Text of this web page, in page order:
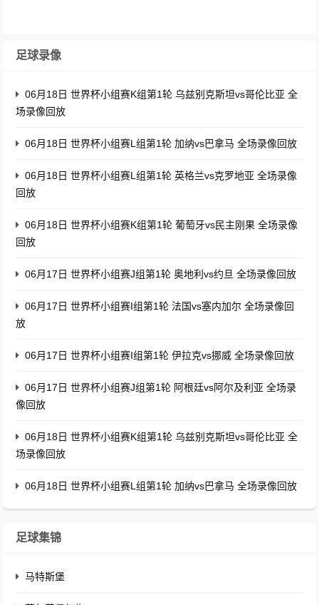
足球录像
06月18日 世界杯小组赛K组第1轮 乌兹别克斯坦vs哥伦比亚 全
场录像回放
06月18日 世界杯小组赛L组第1轮 加纳vs巴拿马 全场录像回放
06月18日 世界杯小组赛L组第1轮 英格兰vs克罗地亚 全场录像
回放
06月18日 世界杯小组赛K组第1轮 葡萄牙vs民主刚果 全场录像
回放
06月17日 世界杯小组赛J组第1轮 奥地利vs约旦 全场录像回放
06月17日 世界杯小组赛I组第1轮 法国vs塞内加尔 全场录像回
放
06月17日 世界杯小组赛I组第1轮 伊拉克vs挪威 全场录像回放
06月17日 世界杯小组赛J组第1轮 阿根廷vs阿尔及利亚 全场录
像回放
06月18日 世界杯小组赛K组第1轮 乌兹别克斯坦vs哥伦比亚 全
场录像回放
06月18日 世界杯小组赛L组第1轮 加纳vs巴拿马 全场录像回放
足球集锦
马特斯堡